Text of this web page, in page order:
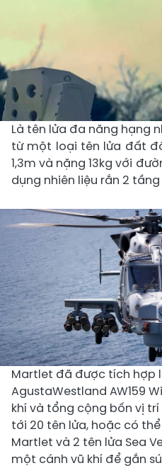
Là tên lửa đa năng hạng
từ một loại tên lửa đất
1,3m và nặng 13kg với
dụng nhiên liệu rắn 2
Martlet đã được tích hợp
AgustaWestland AW159
khí và tổng cộng bốn vị
tới 20 tên lửa, hoặc có
Martlet và 2 tên lửa Sea
một cánh vũ khí để gắn